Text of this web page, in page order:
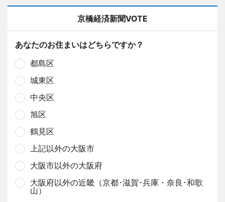
京橋経済新聞VOTE
あなたのお住まいはどちらですか？
都島区
城東区
中央区
旭区
鶴見区
上記以外の大阪市
大阪市以外の大阪府
大阪府以外の近畿（京都･滋賀･兵庫・奈良･和歌
山）